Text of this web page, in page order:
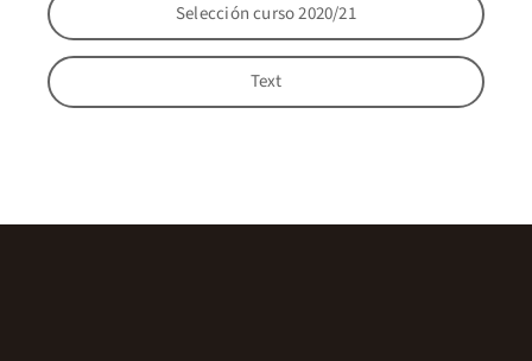
Selección curso 2020/21
Text